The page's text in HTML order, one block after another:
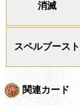
消滅
スペルブースト
関連カード